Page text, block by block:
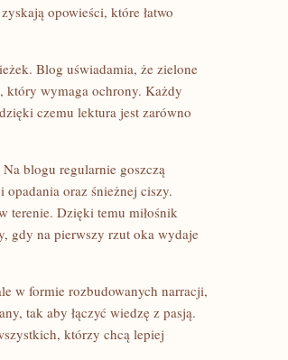
opowieści, które łatwo
Blog uświadamia, że zielone
który wymaga ochrony. Każdy
czemu lektura jest zarówno
blogu regularnie goszczą
oraz śnieżnej ciszy.
terenie. Dzięki temu miłośnik
gdy na pierwszy rzut oka wydaje
w formie rozbudowanych narracji,
tak aby łączyć wiedzę z pasją.
którzy chcą lepiej